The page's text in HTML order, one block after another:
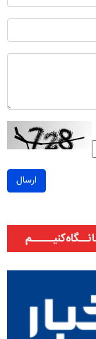
ارسال